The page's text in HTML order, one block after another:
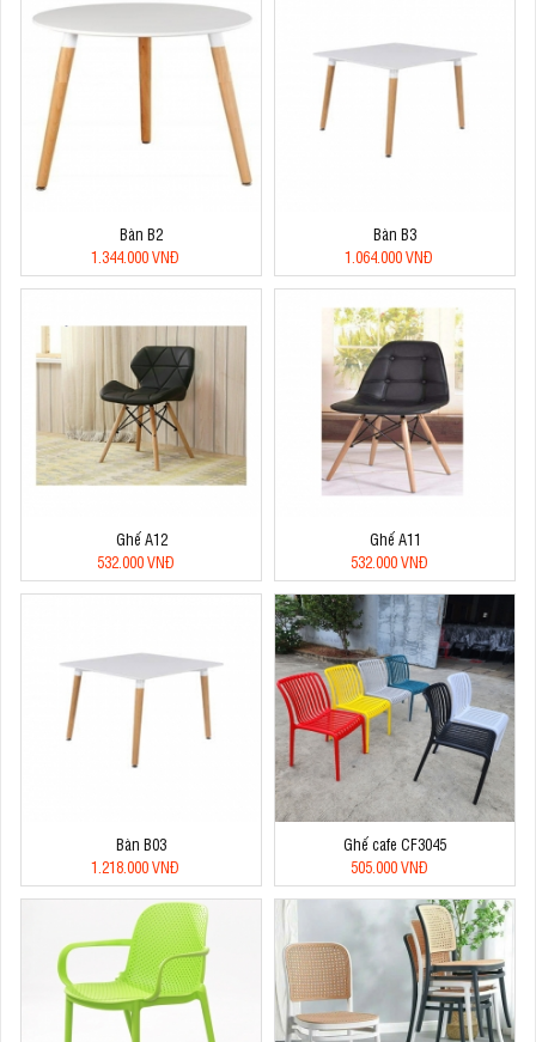
Bàn B2
1.344.000 VNĐ
Bàn B3
1.064.000 VNĐ
Ghế A12
532.000 VNĐ
Ghế A11
532.000 VNĐ
Bàn B03
1.218.000 VNĐ
Ghế cafe CF3045
505.000 VNĐ